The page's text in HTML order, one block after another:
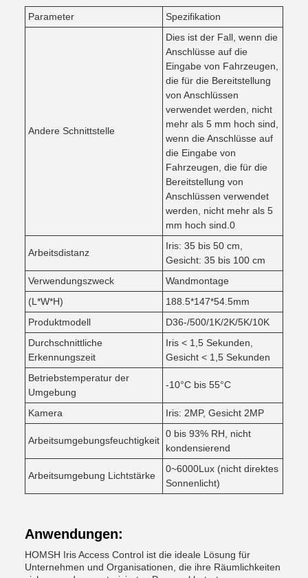
Parameter Spezifikation
Andere Schnittstelle
Dies ist der Fall, wenn die
Anschlüsse auf die
Eingabe von Fahrzeugen,
die für die Bereitstellung
von Anschlüssen
verwendet werden, nicht
mehr als 5 mm hoch sind,
wenn die Anschlüsse auf
die Eingabe von
Fahrzeugen, die für die
Bereitstellung von
Anschlüssen verwendet
werden, nicht mehr als 5
mm hoch sind.0
Arbeitsdistanz
Iris: 35 bis 50 cm,
Gesicht: 35 bis 100 cm
Verwendungszweck
Wandmontage
(L*W*H)
188.5*147*54.5mm
Produktmodell
D36-/500/1K/2K/5K/10K
Durchschnittliche
Erkennungszeit
Iris < 1,5 Sekunden,
Gesicht < 1,5 Sekunden
Betriebstemperatur der
Umgebung
-10°C bis 55°C
Kamera Iris: 2MP, Gesicht 2MP
Arbeitsumgebungsfeuchtigkeit
0 bis 93% RH, nicht
kondensierend
Arbeitsumgebung Lichtstärke
0~6000Lux (nicht direktes
Sonnenlicht)
Anwendungen:
HOMSH Iris Access Control ist die ideale Lösung für
Unternehmen und Organisationen, die ihre Räumlichkeiten